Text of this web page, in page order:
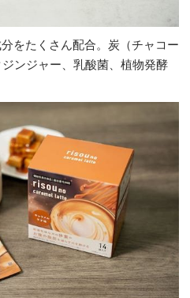
をたくさん配合。炭（チャコー
ンジャー、乳酸菌、植物発酵